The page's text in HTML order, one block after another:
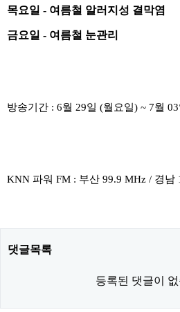
목요일 - 여름철 알러지성 결막염
금요일 - 여름철 눈관리
방송기간 : 6월 29일 (월요일) ~ 7월
KNN 파워 FM : 부산 99.9 MHz / 경남
댓글목록
등록된 댓글이